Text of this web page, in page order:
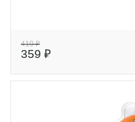
410 ₽
359 ₽